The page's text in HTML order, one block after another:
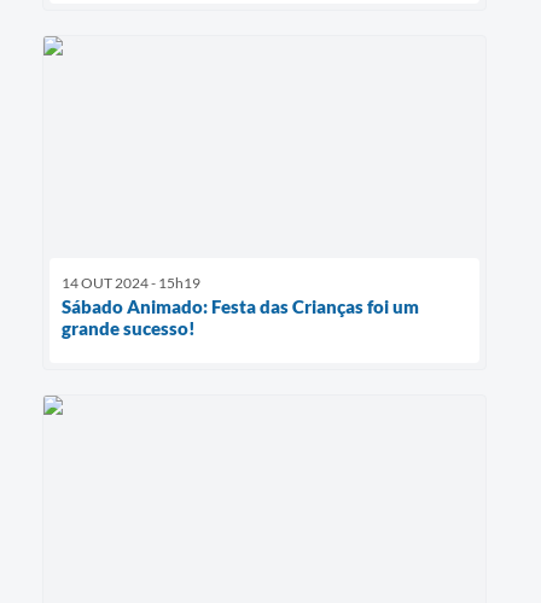
14 OUT 2024 - 15h19
Sábado Animado: Festa das Crianças foi um
grande sucesso!